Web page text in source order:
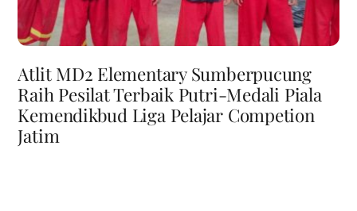
Atlit MD2 Elementary Sumberpucung
Raih Pesilat Terbaik Putri-Medali Piala
Kemendikbud Liga Pelajar Competion
Jatim